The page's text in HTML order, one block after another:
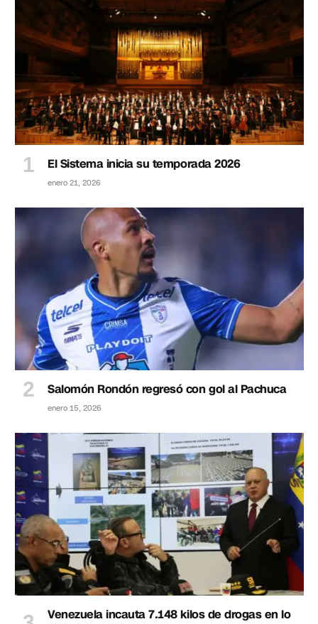
El Sistema inicia su temporada 2026
enero 21, 2026
Salomón Rondón regresó con gol al Pachuca
enero 15, 2026
Venezuela incauta 7.148 kilos de drogas en lo